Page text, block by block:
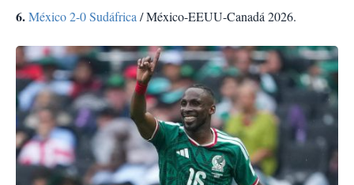
6.México 2-0 Sudáfrica/ México-EEUU-Canadá 2026.